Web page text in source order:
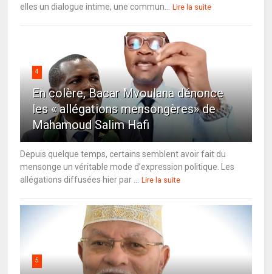
elles un dialogue intime, une commun... Lire la suite
4
En colère, Bacar Mvoulana dénonce
les « allégations mensongères» de
Mahamoud Salim Hafi
Depuis quelque temps, certains semblent avoir fait du
mensonge un véritable mode d’expression politique. Les
allégations diffusées hier par ... Lire la suite
5